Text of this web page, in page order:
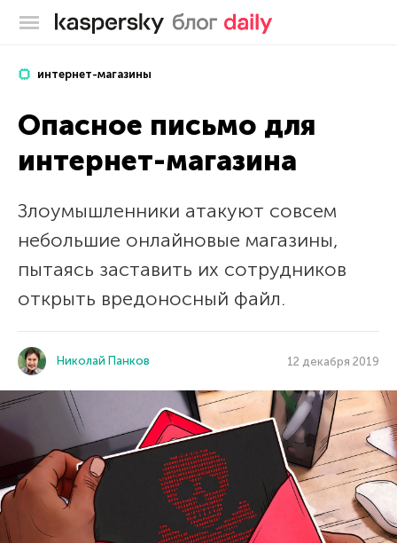
Блог Касперского
интернет-магазины
Опасное письмо для
интернет-магазина
Злоумышленники атакуют совсем
небольшие онлайновые магазины,
пытаясь заставить их сотрудников
открыть вредоносный файл.
Николай Панков 12 декабря 2019